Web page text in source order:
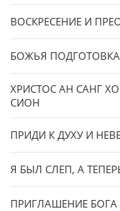
ВОСКРЕСЕНИЕ И
БОЖЬЯ
ХРИСТОС АН САНГ
СИОН
ПРИДИ К ДУХУ И
Я БЫЛ СЛЕП, А
ПРИГЛАШЕНИЕ БОГА